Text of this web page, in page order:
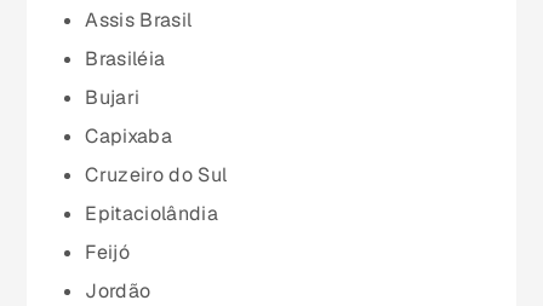
Maranhão (MA)
Assis Brasil
Brasiléia
Bujari
Capixaba
Cruzeiro do Sul
Epitaciolândia
Feijó
Jordão